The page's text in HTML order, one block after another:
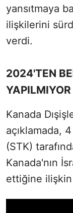
yansıtmaya
ilişkilerini
verdi.
2024'TEN
YAPILMIYOR
Kanada
açıklamada,
(STK)
Kanada'nın
ettiğine